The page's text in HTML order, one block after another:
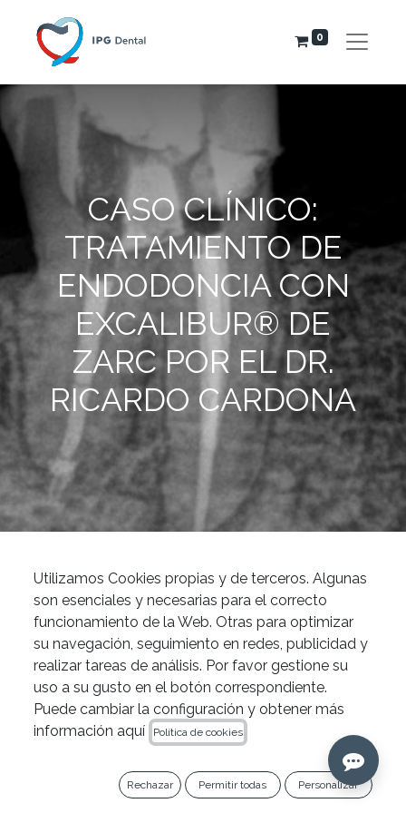
0
CASO CLÍNICO:
TRATAMIENTO DE
ENDODONCIA CON
EXCALIBUR® DE
ZARC POR EL DR.
RICARDO CARDONA
Endodoncia
En la práctica de la endodoncia, cada caso
presenta sus propios desafíos y
peculiaridades. En esta ocasión, queremos
compartir un caso clínico del Dr. Ricardo
Cardona, donde se utilizó el sistema
para abordar una situación
compleja de endodoncia en una paciente de
Utilizamos Cookies propias y de terceros. Algunas
son esenciales y necesarias para el correcto
funcionamiento de la Web. Otras para optimizar
su navegación, seguimiento en redes, publicidad y
realizar tareas de análisis. Por favor gestione su
uso a su gusto en el botón correspondiente.
Puede cambiar la configuración y obtener más
información aquí
Política de cookies
Rechazar Permitir todas Personalizar